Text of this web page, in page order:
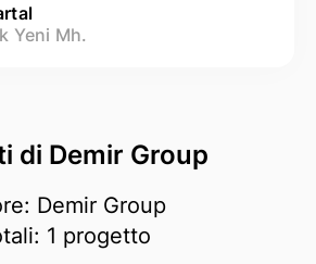
Yeni Mh.
di Demir Group
Demir Group
1 progetto